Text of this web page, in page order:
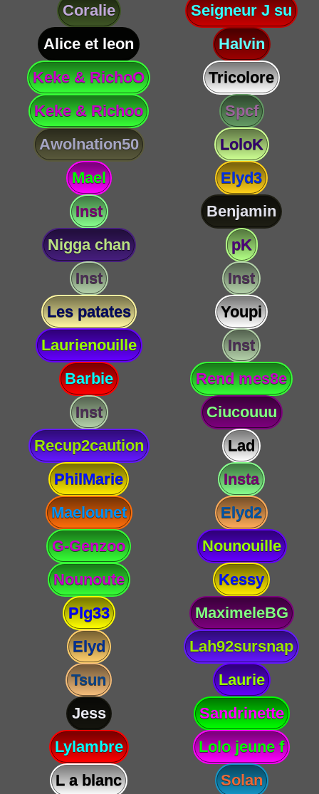
Coralie
Seigneur J su
Alice et leon
Halvin
Keke & RichoO
Tricolore
Keke & Richoo
Spcf
Awolnation50
LoloK
Mael
Elyd3
Inst
Benjamin
Nigga chan
pK
Inst
Inst
Les patates
Youpi
Laurienouille
Inst
Barbie
Rend mes8e
Inst
Ciucouuu
Recup2caution
Lad
PhilMarie
Insta
Maelounet
Elyd2
G-Genzoo
Nounouille
Nounoute
Kessy
Plg33
MaximeleBG
Elyd
Lah92sursnap
Tsun
Laurie
Jess
Sandrinette
Lylambre
Lolo jeune f
L a blanc
Solan